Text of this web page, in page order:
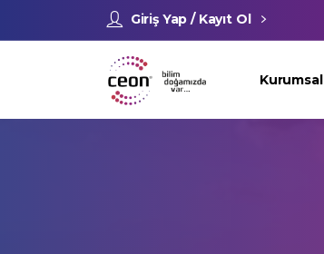
Giriş Yap / Kayıt Ol
Kurumsal